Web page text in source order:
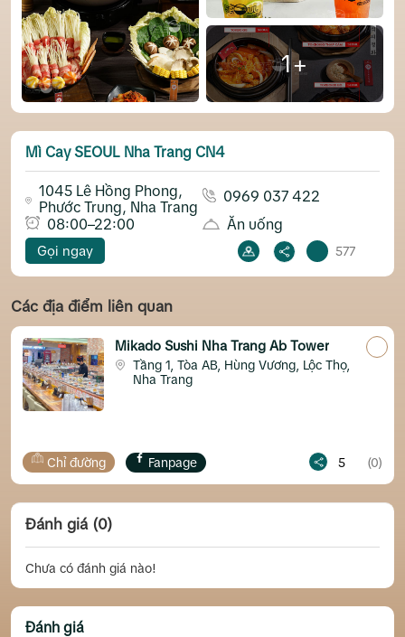
1+
Mì Cay SEOUL Nha Trang CN4
1045 Lê Hồng Phong,
Phước Trung, Nha Trang
0969 037 422
08:00–22:00
Ăn uống
Gọi ngay 577
Các địa điểm liên quan
Mikado Sushi Nha Trang Ab Tower
Tầng 1, Tòa AB, Hùng Vương, Lộc Thọ,
Nha Trang
Chỉ đường Fanpage 5
Đánh giá (0)
Chưa có đánh giá nào!
Đánh giá